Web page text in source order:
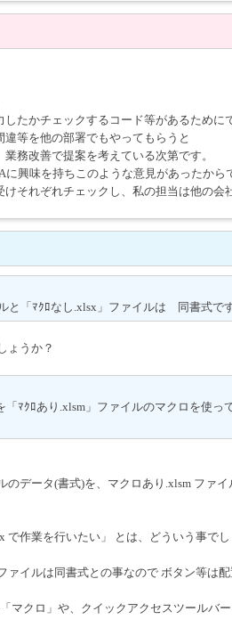
したかチェックするコード等があるために
等を他の部署でもやってもらうと
務改善で提案を考えている次第です。
に興味を持ちこのような意見があったから
それぞれチェックし、私の担当は他の会
と「ﾏｸﾛなし.xlsx」ファイルは 同書式で
ょうか？
「ﾏｸﾛあり.xlsm」ファイルのマクロを使っ
ータ(書式)を、マクロあり.xlsm ファイ
業を行いたい」 とは、どういう事でし
イルは同書式との事なので ボタン等は
クロ」や、クイックアクセスツールバ